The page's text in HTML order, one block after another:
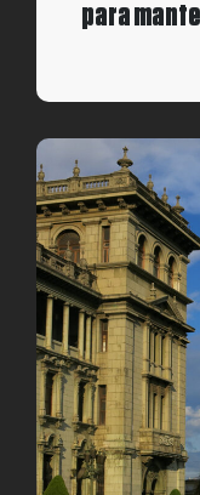
para